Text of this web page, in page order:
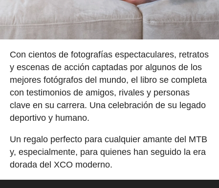
Con cientos de fotografías espectaculares, retratos
y escenas de acción captadas por algunos de los
mejores fotógrafos del mundo, el libro se completa
con testimonios de amigos, rivales y personas
clave en su carrera. Una celebración de su legado
deportivo y humano.
Un regalo perfecto para cualquier amante del MTB
y, especialmente, para quienes han seguido la era
dorada del XCO moderno.